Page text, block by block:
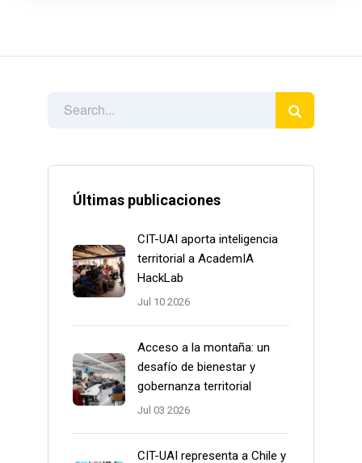
Últimas publicaciones
CIT-UAI aporta inteligencia
territorial a AcademIA
HackLab
Jul 10 2026
Acceso a la montaña: un
desafío de bienestar y
gobernanza territorial
Jul 03 2026
CIT-UAI representa a Chile y